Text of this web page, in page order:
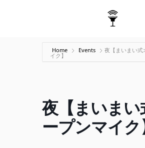
Home Events 夜【まいまい式
イク】
夜【まいまい
ープンマイク